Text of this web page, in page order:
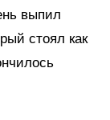
выпил
стоял как